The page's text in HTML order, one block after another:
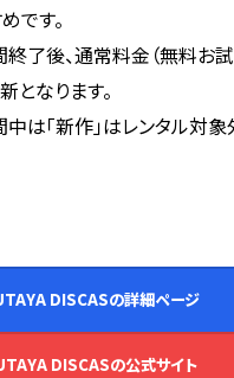
です。
了後、通常料金（無料お
となります。
は「新作」はレンタル対象
DISCASの詳細ページ
DISCASの公式サイト